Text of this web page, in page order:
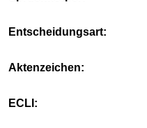
Entscheidungsart:
Aktenzeichen:
ECLI: